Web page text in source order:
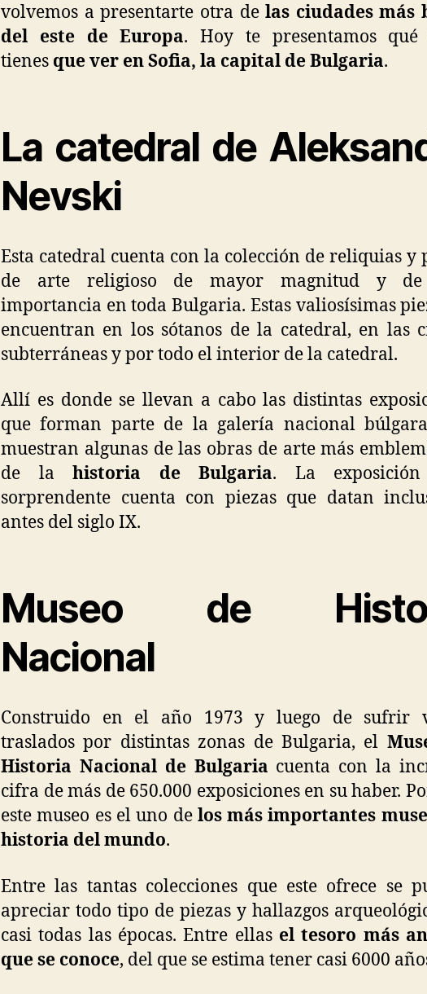
volvemos a presentarte otra delas ciudades más
del este de Europa. Hoy te presentamos qué
tienes que ver en Sofia, la capital de Bulgaria.
La catedral de
Nevski
Esta catedral cuenta con la colección de reliquias y
de arte religioso de mayor magnitud y
importancia en toda Bulgaria. Estas valiosísimas
encuentran en los sótanos de la catedral, en las
subterráneas y por todo el interior de la catedral.
Allí es donde se llevan a cabo las distintas
que forman parte de la galería nacional
muestran algunas de las obras de arte más
de lahistoria de Bulgaria. La
sorprendente cuenta con piezas que datan
antes del siglo IX.
Museo de
Nacional
Construido en el año 1973 y luego de sufrir
traslados por distintas zonas de Bulgaria, el
Historia Nacional de Bulgaria cuenta con la
cifra de más de 650.000 exposiciones en su haber.
este museo es el uno de los más importantes
historia del mundo.
Entre las tantas colecciones que este ofrece se
apreciar todo tipo de piezas y hallazgos
casi todas las épocas. Entre ellas el tesoro más
que se conoce, del que se estima tener casi 6000